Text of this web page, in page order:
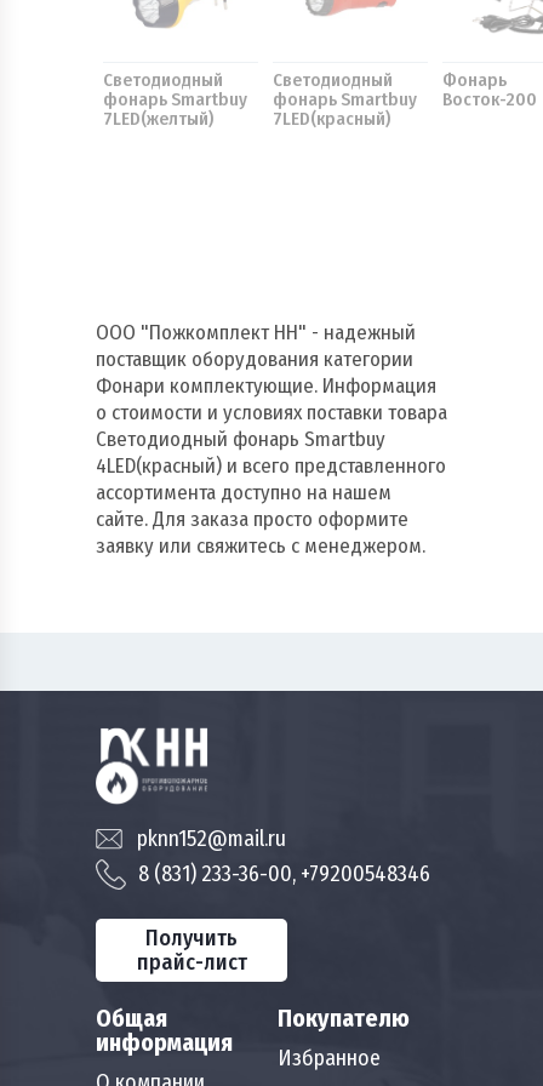
Светодиодный
фонарь Smartbuy
7LED(желтый)
Светодиодный
фонарь Smartbuy
7LED(красный)
Фонарь
Восток-200
ООО "Пожкомплект НН" - надежный
поставщик оборудования категории
Фонари комплектующие. Информация
о стоимости и условиях поставки товара
Светодиодный фонарь Smartbuy
4LED(красный) и всего представленного
ассортимента доступно на нашем
сайте. Для заказа просто оформите
заявку или свяжитесь с менеджером.
Общая
информация
Покупателю
Избранное
pknn152@mail.ru
8 (831) 233-36-00, +79200548346
Получить
прайс-лист